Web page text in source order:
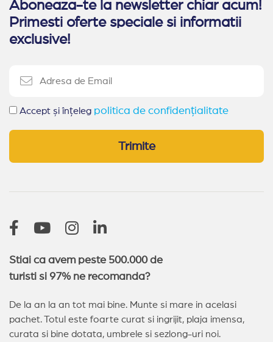
Aboneaza-te la newsletter chiar acum!
Primesti oferte speciale si informatii
exclusive!
Accept și înțeleg politica de confidențialitate
Trimite
Stiai ca avem peste 500.000 de
turisti si 97% ne recomanda?
De la an la an tot mai bine. Munte si mare in acelasi
pachet. Totul este foarte curat si ingrijit, plaja imensa,
curata si bine dotata, umbrele si sezlong-uri noi.